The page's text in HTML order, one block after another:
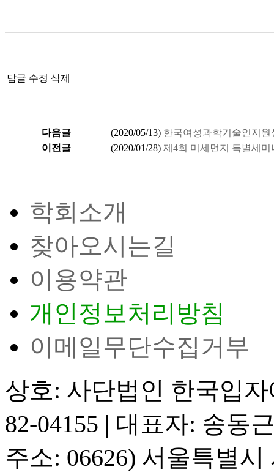
답글 수정 삭제
다음글 (2020/05/13) 한국여성과학기술인지
이전글
(2020/01/28) 제4회 미세먼지 특별세미
학회소개
찾아오시는길
이용약관
개인정보처리방침
이메일무단수집거부
상호: 사단법인 한국입
82-04155 | 대표자: 송동
주소: 06626) 서울특별